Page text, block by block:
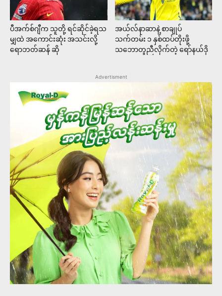
ပီအက်စ်ဂျီက သူတို့ ရင်ဆိုင်ခဲ့ရသ
မျှထဲ အကောင်းဆုံး အသင်းလို့
ရောဘတ်ဆန် ဆို
အယ်လ်နာဆာနဲ့ စာချုပ်
သက်တမ်း ၁ နှစ်ထပ်တိုးဖို့
သဘောတူညီလိုက်တဲ့ ရော်နယ်ဒို
Advertisment